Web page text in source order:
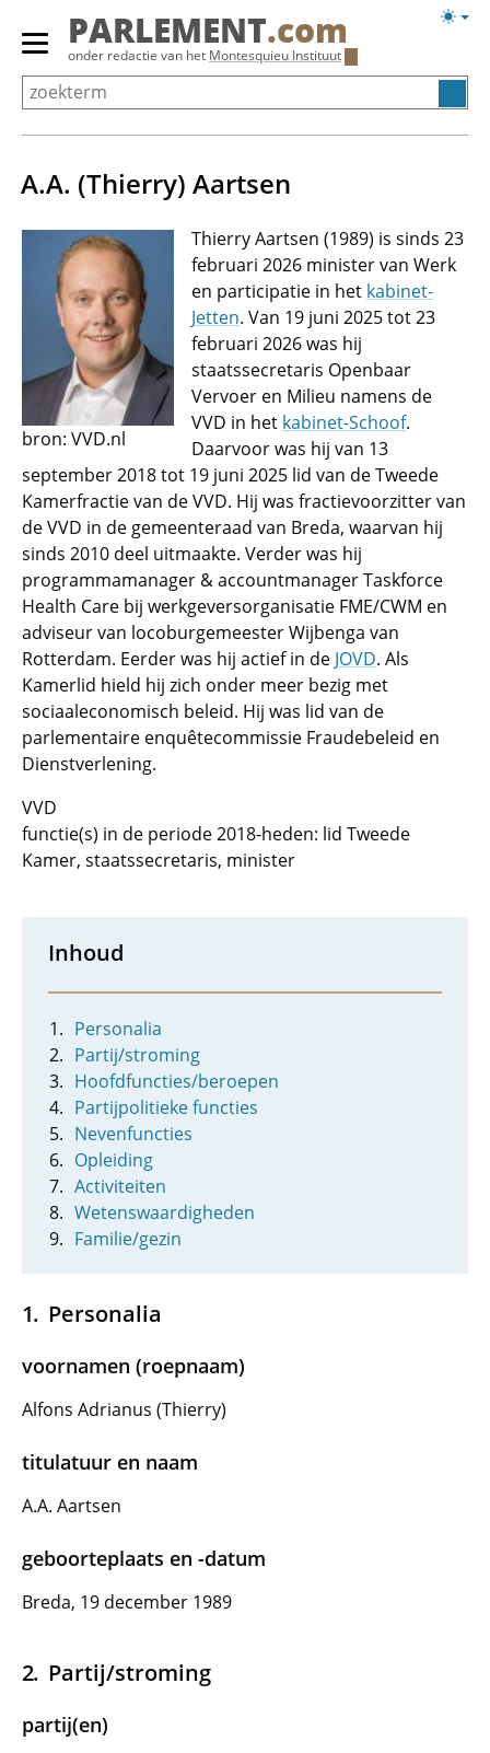
Overslaan
Primair
menu
tonen/verbergen
PARLEMENT.com
onder redactie van het Montesquieu Instituut
A.A. (Thierry) Aartsen
bron: VVD.nl
Thierry Aartsen (1989) is sinds 23
februari 2026 minister van Werk
en participatie in het kabinet-
Jetten. Van 19 juni 2025 tot 23
februari 2026 was hij
staatssecretaris Openbaar
Vervoer en Milieu namens de
VVD in het kabinet-Schoof.
Daarvoor was hij van 13
september 2018 tot 19 juni 2025 lid van de Tweede
Kamerfractie van de VVD. Hij was fractievoorzitter van
de VVD in de gemeenteraad van Breda, waarvan hij
sinds 2010 deel uitmaakte. Verder was hij
programmamanager & accountmanager Taskforce
Health Care bij werkgeversorganisatie FME/CWM en
adviseur van locoburgemeester Wijbenga van
Rotterdam. Eerder was hij actief in de JOVD. Als
Kamerlid hield hij zich onder meer bezig met
sociaaleconomisch beleid. Hij was lid van de
parlementaire enquêtecommissie Fraudebeleid en
Dienstverlening.
VVD
functie(s) in de periode 2018-heden: lid Tweede
Kamer, staatssecretaris, minister
Inhoud
Personalia
Partij/stroming
Hoofdfuncties/beroepen
Partijpolitieke functies
Nevenfuncties
Opleiding
Activiteiten
Wetenswaardigheden
Familie/gezin
Personalia
voornamen (roepnaam)
Alfons Adrianus (Thierry)
titulatuur en naam
A.A. Aartsen
geboorteplaats en -datum
Breda, 19 december 1989
Partij/stroming
partij(en)